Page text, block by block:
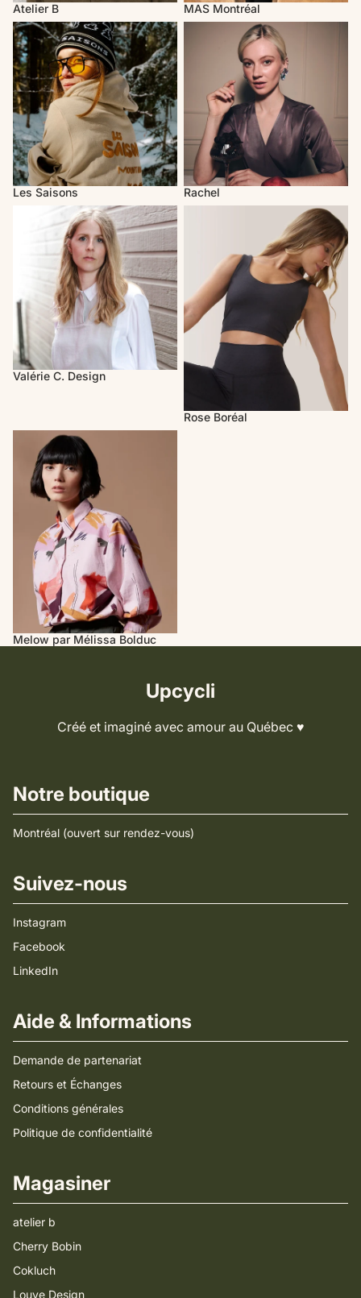
Atelier B
MAS Montréal
Les Saisons
Les Saisons
Rachel
Valérie C. Design
Valérie C. Design
Rose Boréal
Melow par Mélissa Bolduc
Melow par Mélissa Bolduc
Upcycli
Créé et imaginé avec amour au Québec ♥️
Notre boutique
Montréal (ouvert sur rendez-vous)
Suivez-nous
Instagram
Facebook
LinkedIn
Aide & Informations
Demande de partenariat
Retours et Échanges
Conditions générales
Politique de confidentialité
Magasiner
atelier b
Cherry Bobin
Cokluch
Louve Design